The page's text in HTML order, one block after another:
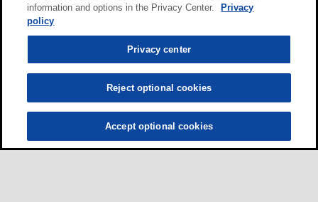
information and options in the Privacy Center.
Privacy
policy
Privacy center
Reject optional cookies
Accept optional cookies